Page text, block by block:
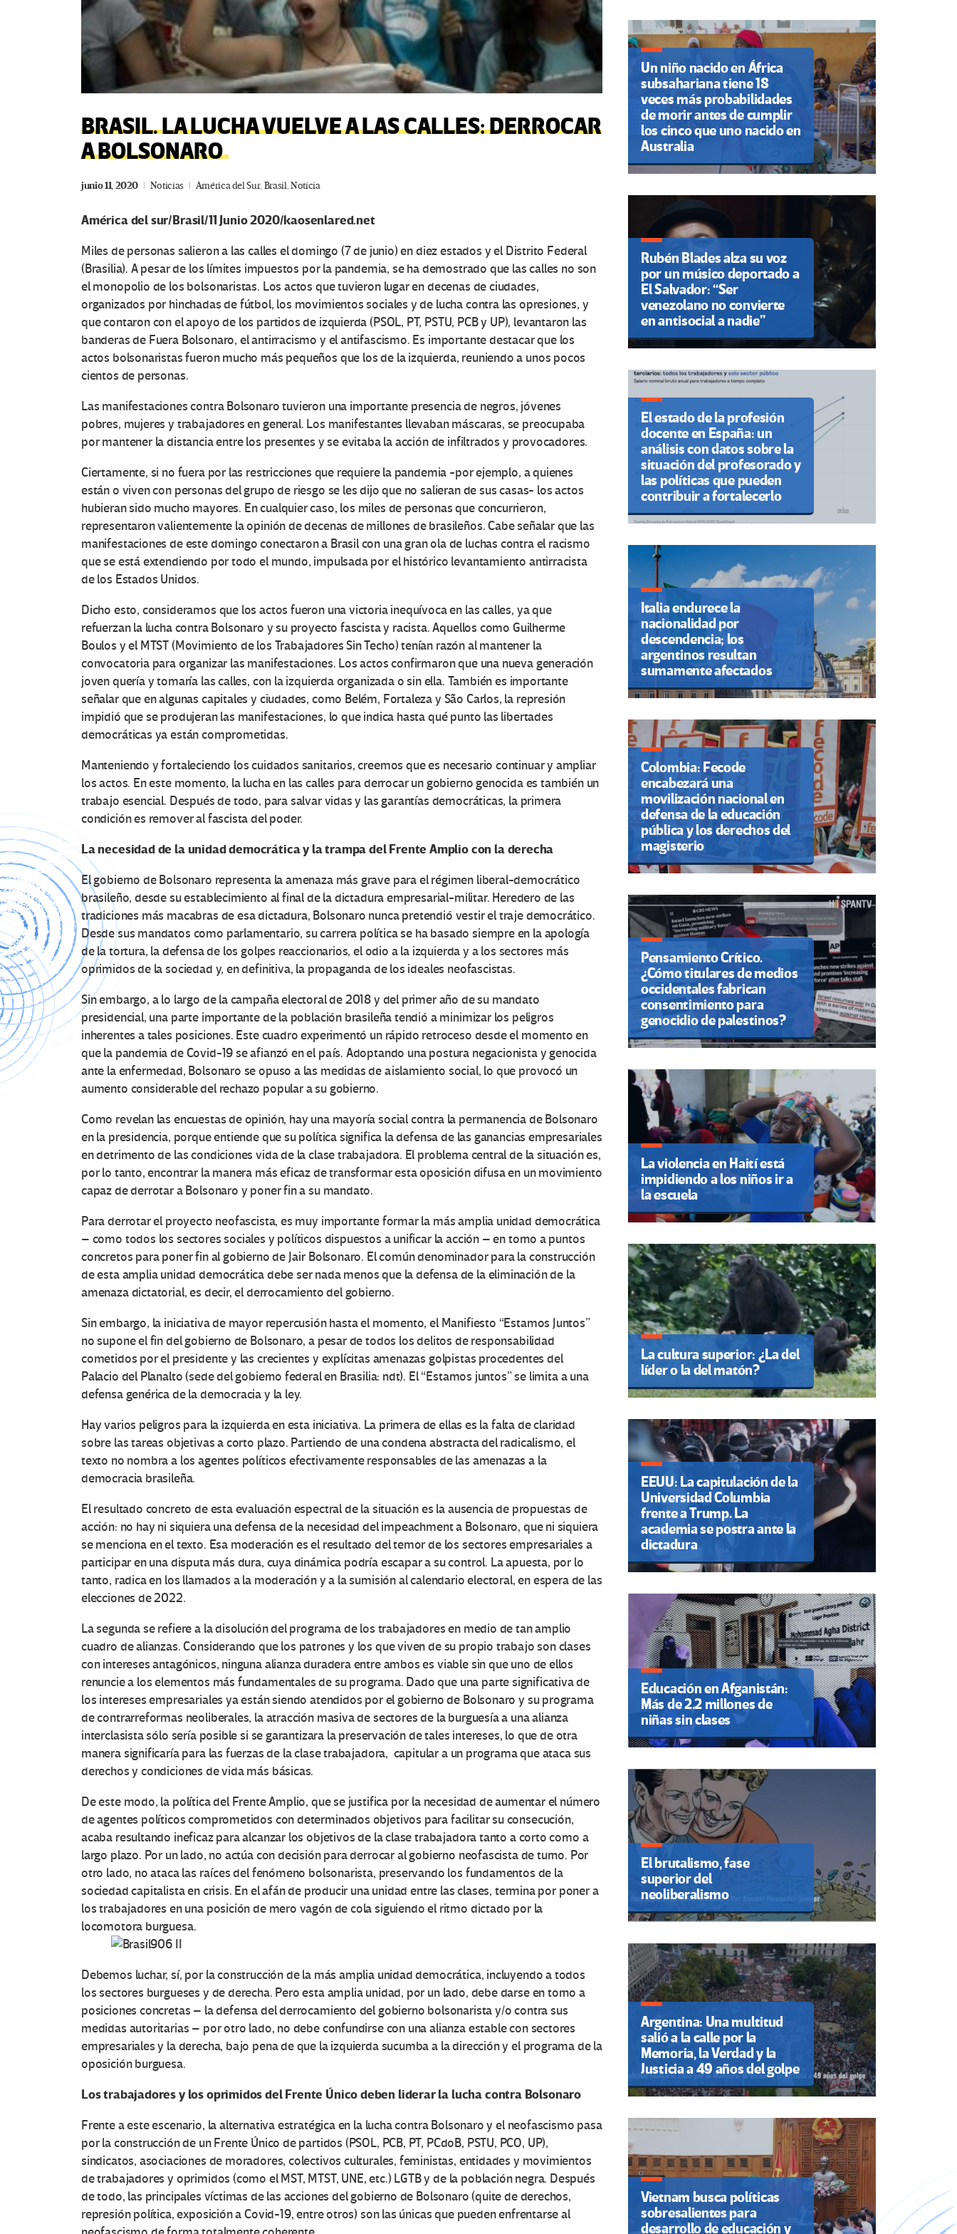
BRASIL. LA LUCHA VUELVE A LAS CALLES: DERROCAR
A BOLSONARO
junio 11, 2020 Noticias América del Sur,Brasil,Noticia
América del sur/Brasil/11 Junio 2020/kaosenlared.net
Miles de personas salieron a las calles el domingo (7 de junio) en diez estados y el Distrito Federal
(Brasilia). A pesar de los límites impuestos por la pandemia, se ha demostrado que las calles no son
el monopolio de los bolsonaristas. Los actos que tuvieron lugar en decenas de ciudades,
organizados por hinchadas de fútbol, los movimientos sociales y de lucha contra las opresiones, y
que contaron con el apoyo de los partidos de izquierda (PSOL, PT, PSTU, PCB y UP), levantaron las
banderas de Fuera Bolsonaro, el antirracismo y el antifascismo. Es importante destacar que los
actos bolsonaristas fueron mucho más pequeños que los de la izquierda, reuniendo a unos pocos
cientos de personas.
Las manifestaciones contra Bolsonaro tuvieron una importante presencia de negros, jóvenes
pobres, mujeres y trabajadores en general. Los manifestantes llevaban máscaras, se preocupaba
por mantener la distancia entre los presentes y se evitaba la acción de infiltrados y provocadores.
Ciertamente, si no fuera por las restricciones que requiere la pandemia -por ejemplo, a quienes
están o viven con personas del grupo de riesgo se les dijo que no salieran de sus casas- los actos
hubieran sido mucho mayores. En cualquier caso, los miles de personas que concurrieron,
representaron valientemente la opinión de decenas de millones de brasileños. Cabe señalar que las
manifestaciones de este domingo conectaron a Brasil con una gran ola de luchas contra el racismo
que se está extendiendo por todo el mundo, impulsada por el histórico levantamiento antirracista
de los Estados Unidos.
Dicho esto, consideramos que los actos fueron una victoria inequívoca en las calles, ya que
refuerzan la lucha contra Bolsonaro y su proyecto fascista y racista. Aquellos como Guilherme
Boulos y el MTST (Movimiento de los Trabajadores Sin Techo) tenían razón al mantener la
convocatoria para organizar las manifestaciones. Los actos confirmaron que una nueva generación
joven quería y tomaría las calles, con la izquierda organizada o sin ella. También es importante
señalar que en algunas capitales y ciudades, como Belém, Fortaleza y São Carlos, la represión
impidió que se produjeran las manifestaciones, lo que indica hasta qué punto las libertades
democráticas ya están comprometidas.
Manteniendo y fortaleciendo los cuidados sanitarios, creemos que es necesario continuar y ampliar
los actos. En este momento, la lucha en las calles para derrocar un gobierno genocida es también un
trabajo esencial. Después de todo, para salvar vidas y las garantías democráticas, la primera
condición es remover al fascista del poder.
La necesidad de la unidad democrática y la trampa del Frente Amplio con la derecha
El gobierno de Bolsonaro representa la amenaza más grave para el régimen liberal-democrático
brasileño, desde su establecimiento al final de la dictadura empresarial-militar. Heredero de las
tradiciones más macabras de esa dictadura, Bolsonaro nunca pretendió vestir el traje democrático.
Desde sus mandatos como parlamentario, su carrera política se ha basado siempre en la apología
de la tortura, la defensa de los golpes reaccionarios, el odio a la izquierda y a los sectores más
oprimidos de la sociedad y, en definitiva, la propaganda de los ideales neofascistas.
Sin embargo, a lo largo de la campaña electoral de 2018 y del primer año de su mandato
presidencial, una parte importante de la población brasileña tendió a minimizar los peligros
inherentes a tales posiciones. Este cuadro experimentó un rápido retroceso desde el momento en
que la pandemia de Covid-19 se afianzó en el país. Adoptando una postura negacionista y genocida
ante la enfermedad, Bolsonaro se opuso a las medidas de aislamiento social, lo que provocó un
aumento considerable del rechazo popular a su gobierno.
Como revelan las encuestas de opinión, hay una mayoría social contra la permanencia de Bolsonaro
en la presidencia, porque entiende que su política significa la defensa de las ganancias empresariales
en detrimento de las condiciones vida de la clase trabajadora. El problema central de la situación es,
por lo tanto, encontrar la manera más eficaz de transformar esta oposición difusa en un movimiento
capaz de derrotar a Bolsonaro y poner fin a su mandato.
Para derrotar el proyecto neofascista, es muy importante formar la más amplia unidad democrática
– como todos los sectores sociales y políticos dispuestos a unificar la acción – en torno a puntos
concretos para poner fin al gobierno de Jair Bolsonaro. El común denominador para la construcción
de esta amplia unidad democrática debe ser nada menos que la defensa de la eliminación de la
amenaza dictatorial, es decir, el derrocamiento del gobierno.
Sin embargo, la iniciativa de mayor repercusión hasta el momento, el Manifiesto “Estamos Juntos”
no supone el fin del gobierno de Bolsonaro, a pesar de todos los delitos de responsabilidad
cometidos por el presidente y las crecientes y explícitas amenazas golpistas procedentes del
Palacio del Planalto (sede del gobierno federal en Brasilia: ndt). El “Estamos juntos” se limita a una
defensa genérica de la democracia y la ley.
Hay varios peligros para la izquierda en esta iniciativa. La primera de ellas es la falta de claridad
sobre las tareas objetivas a corto plazo. Partiendo de una condena abstracta del radicalismo, el
texto no nombra a los agentes políticos efectivamente responsables de las amenazas a la
democracia brasileña.
El resultado concreto de esta evaluación espectral de la situación es la ausencia de propuestas de
acción: no hay ni siquiera una defensa de la necesidad del impeachment a Bolsonaro, que ni siquiera
se menciona en el texto. Esa moderación es el resultado del temor de los sectores empresariales a
participar en una disputa más dura, cuya dinámica podría escapar a su control. La apuesta, por lo
tanto, radica en los llamados a la moderación y a la sumisión al calendario electoral, en espera de las
elecciones de 2022.
La segunda se refiere a la disolución del programa de los trabajadores en medio de tan amplio
cuadro de alianzas. Considerando que los patrones y los que viven de su propio trabajo son clases
con intereses antagónicos, ninguna alianza duradera entre ambos es viable sin que uno de ellos
renuncie a los elementos más fundamentales de su programa. Dado que una parte significativa de
los intereses empresariales ya están siendo atendidos por el gobierno de Bolsonaro y su programa
de contrarreformas neoliberales, la atracción masiva de sectores de la burguesía a una alianza
interclasista sólo sería posible si se garantizara la preservación de tales intereses, lo que de otra
manera significaría para las fuerzas de la clase trabajadora, capitular a un programa que ataca sus
derechos y condiciones de vida más básicas.
De este modo, la política del Frente Amplio, que se justifica por la necesidad de aumentar el número
de agentes políticos comprometidos con determinados objetivos para facilitar su consecución,
acaba resultando ineficaz para alcanzar los objetivos de la clase trabajadora tanto a corto como a
largo plazo. Por un lado, no actúa con decisión para derrocar al gobierno neofascista de turno. Por
otro lado, no ataca las raíces del fenómeno bolsonarista, preservando los fundamentos de la
sociedad capitalista en crisis. En el afán de producir una unidad entre las clases, termina por poner a
los trabajadores en una posición de mero vagón de cola siguiendo el ritmo dictado por la
locomotora burguesa.
Debemos luchar, sí, por la construcción de la más amplia unidad democrática, incluyendo a todos
los sectores burgueses y de derecha. Pero esta amplia unidad, por un lado, debe darse en torno a
posiciones concretas – la defensa del derrocamiento del gobierno bolsonarista y/o contra sus
medidas autoritarias – por otro lado, no debe confundirse con una alianza estable con sectores
empresariales y la derecha, bajo pena de que la izquierda sucumba a la dirección y el programa de la
oposición burguesa.
Los trabajadores y los oprimidos del Frente Único deben liderar la lucha contra Bolsonaro
Frente a este escenario, la alternativa estratégica en la lucha contra Bolsonaro y el neofascismo pasa
por la construcción de un Frente Único de partidos (PSOL, PCB, PT, PCdoB, PSTU, PCO, UP),
sindicatos, asociaciones de moradores, colectivos culturales, feministas, entidades y movimientos
de trabajadores y oprimidos (como el MST, MTST, UNE, etc.) LGTB y de la población negra. Después
de todo, las principales víctimas de las acciones del gobierno de Bolsonaro (quite de derechos,
represión política, exposición a Covid-19, entre otros) son las únicas que pueden enfrentarse al
Un niño nacido en África
subsahariana tiene 18
veces más probabilidades
de morir antes de cumplir
los cinco que uno nacido en
Australia
Rubén Blades alza su voz
por un músico deportado a
El Salvador: “Ser
venezolano no convierte
en antisocial a nadie”
El estado de la profesión
docente en España: un
análisis con datos sobre la
situación del profesorado y
las políticas que pueden
contribuir a fortalecerlo
Italia endurece la
nacionalidad por
descendencia; los
argentinos resultan
sumamente afectados
Colombia: Fecode
encabezará una
movilización nacional en
defensa de la educación
pública y los derechos del
magisterio
Pensamiento Crítico.
¿Cómo titulares de medios
occidentales fabrican
consentimiento para
genocidio de palestinos?
La violencia en Haití está
impidiendo a los niños ir a
la escuela
La cultura superior: ¿La del
líder o la del matón?
EEUU: La capitulación de la
Universidad Columbia
frente a Trump. La
academia se postra ante la
dictadura
Educación en Afganistán:
Más de 2.2 millones de
niñas sin clases
El brutalismo, fase
superior del
neoliberalismo
Argentina: Una multitud
salió a la calle por la
Memoria, la Verdad y la
Justicia a 49 años del golpe
Vietnam busca políticas
sobresalientes para
desarrollo de educación y